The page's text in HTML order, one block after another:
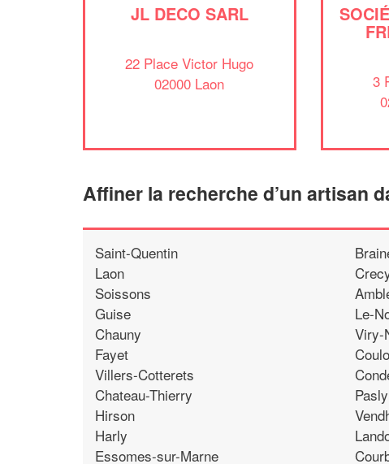
JL DECO SARL
22 Place Victor Hugo
02000 Laon
3
Affiner la recherche d’un artisan
Saint-Quentin
Laon
Soissons
Guise
Chauny
Fayet
Villers-Cotterets
Chateau-Thierry
Hirson
Harly
Essomes-sur-Marne
Le-
Viry-
Pasly